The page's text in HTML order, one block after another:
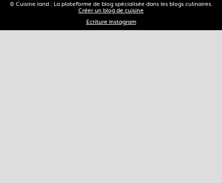
© Cuisine.land : La plateforme de blog spécialisée dans les blogs culinaires.
Créer un blog de cuisine
Ecriture Instagram